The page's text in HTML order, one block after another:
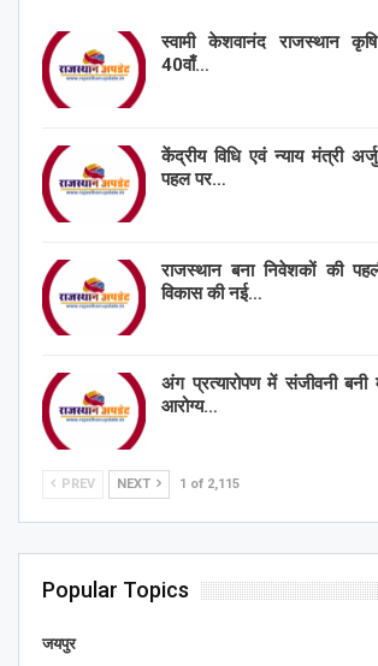
स्वामी केशवानंद राजस्थान कृषि
40वाँ…
केंद्रीय विधि एवं न्याय मंत्री
पहल पर…
राजस्थान बना निवेशकों की
विकास की नई…
अंग प्रत्यारोपण में संजीवनी बनी
आरोग्य…
PREV NEXT 1 of 2,115
Popular Topics
जयपुर